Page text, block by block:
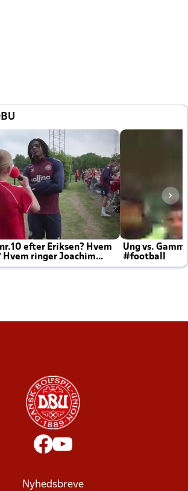
efter Eriksen? Hvem
Hvem ringer Joachim
Ung vs.
#football
Nyhedsbreve